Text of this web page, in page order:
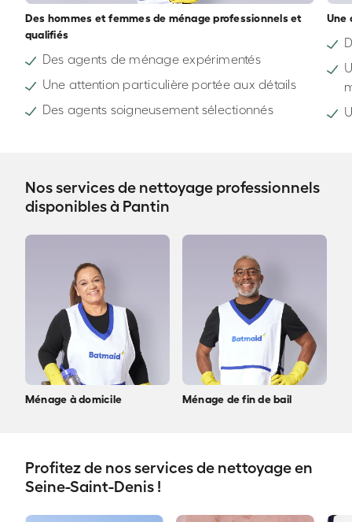
Des hommes et femmes de ménage professionnels et
qualifiés
Des agents de ménage expérimentés
Une attention particulière portée aux détails
Des agents soigneusement sélectionnés
Une
Nos services de nettoyage professionnels
disponibles à Pantin
Ménage à domicile Ménage de fin de bail
Profitez de nos services de nettoyage en
Seine-Saint-Denis !